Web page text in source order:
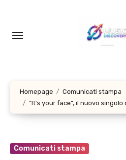
contenuto
Homepage
Comunicati stampa
“It’s your face”, il nuovo singolo
Comunicati stampa